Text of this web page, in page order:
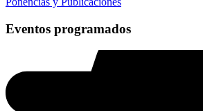
Eventos programados